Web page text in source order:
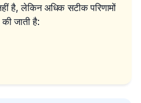
है, लेकिन अधिक सटीक परिणामों
जाती है: